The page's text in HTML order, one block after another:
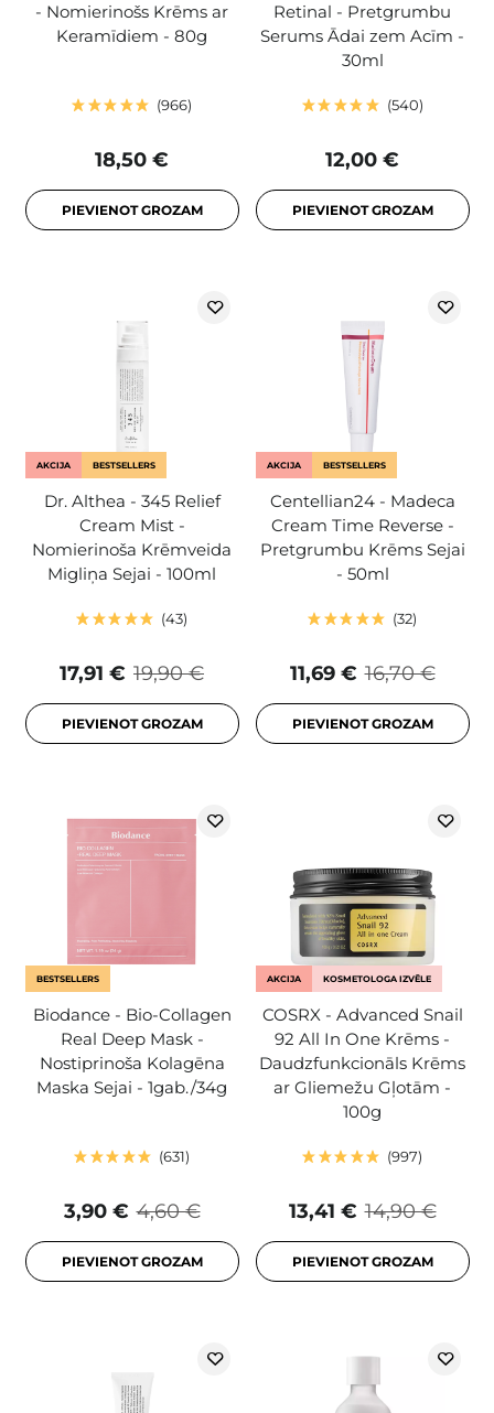
- Nomierinošs Krēms ar
Keramīdiem - 80g
966
18,50 €
PIEVIENOT GROZAM
Retinal - Pretgrumbu
Serums Ādai zem Acīm -
30ml
540
12,00 €
PIEVIENOT GROZAM
AKCIJA BESTSELLERS
Dr. Althea - 345 Relief
Cream Mist -
Nomierinoša Krēmveida
Migliņa Sejai - 100ml
43
19,90 €
17,91 €
PIEVIENOT GROZAM
AKCIJA BESTSELLERS
Centellian24 - Madeca
Cream Time Reverse -
Pretgrumbu Krēms Sejai
- 50ml
32
16,70 €
11,69 €
PIEVIENOT GROZAM
BESTSELLERS
Biodance - Bio-Collagen
Real Deep Mask -
Nostiprinoša Kolagēna
Maska Sejai - 1gab./34g
631
4,60 €
3,90 €
PIEVIENOT GROZAM
AKCIJA KOSMETOLOGA IZVĒLE
COSRX - Advanced Snail
92 All In One Krēms -
Daudzfunkcionāls Krēms
ar Gliemežu Gļotām -
100g
997
14,90 €
13,41 €
PIEVIENOT GROZAM